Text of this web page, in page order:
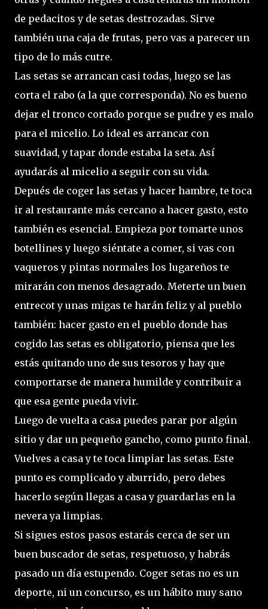
de pedacitos y de setas destrozadas. Sirve
también una caja de frutas, pero vas a parecer un
tipo de lo más cutre.
Las setas se arrancan casi todas, luego se las
corta el rabo (a la que corresponda). No es bueno
dejar el tronco cortado porque se pudre y es malo
para el micelio. Lo ideal es arrancar con
suavidad, y tapar donde estaba la seta. Así
ayudarás al micelio a seguir con su vida.
Depués de coger las setas y hacer hambre, te toca
ir al restaurante más cercano a hacer gasto, esto
también es esencial. Empieza por tomarte unos
botellines y luego siéntate a comer, si vas con
vaqueros y pintas normales los lugareños te
mirarán con menos desagrado. Meterte un buen
entrecot y unas migas te harán feliz y al pueblo
también: hacer gasto en el pueblo donde has
cogido las setas es obligatorio, piensa que les
estás quitando uno de sus tesoros y hay que
comportarse de manera humilde y contribuir a
que esa gente pueda vivir.
Luego de vuelta a casa puedes parar por algún
sitio y dar un pequeño gancho, como punto final.
Vuelves a casa y te toca limpiar las setas. Este
punto es complicado y aburrido, pero debes
hacerlo según llegas a casa y guardarlas en la
nevera ya limpias.
Si sigues estos pasos estarás cerca de ser un
buen buscador de setas, respetuoso, y habrás
pasado un día estupendo. Coger setas no es un
deporte, ni un concurso, es un hábito muy sano